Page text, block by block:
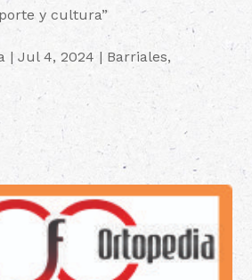
|Jul 4, 2024 | Barriales,
y cultura”